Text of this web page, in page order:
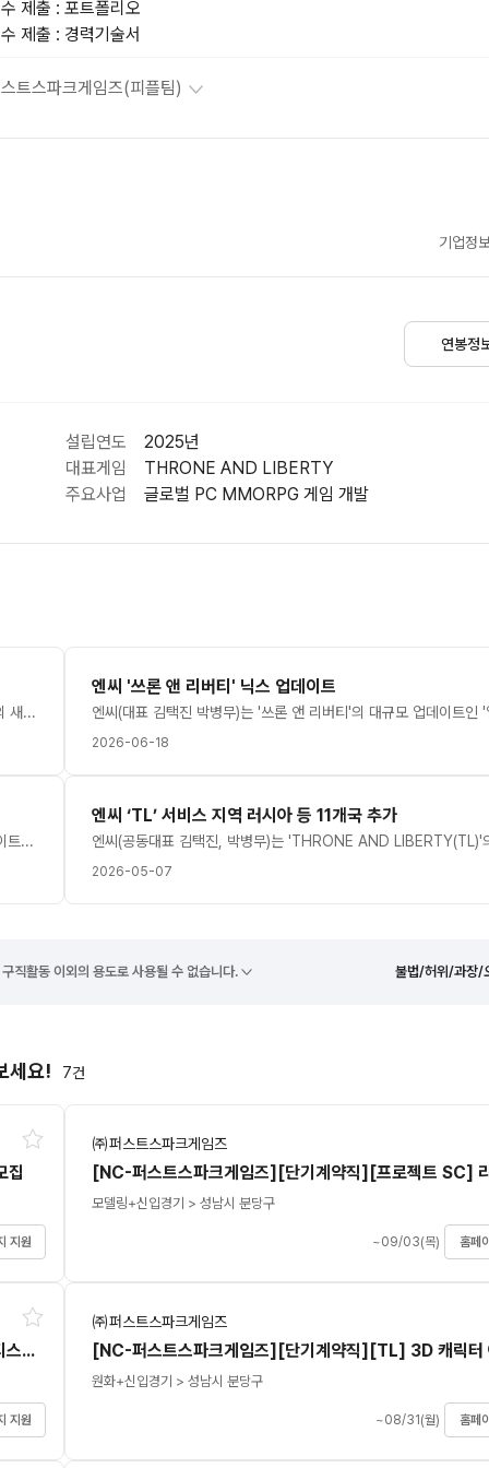
제출 : 포트폴리오
제출 : 경력기술서
트스파크게임즈(피플팀)
기업정
연봉정
설립연도
2025년
대표게임
THRONE AND LIBERTY
주요사업
글로벌 PC MMORPG 게임 개발
엔씨(대표 김택진 박병무)는 '쓰론 앤 리버티'(TL)에 신규 영지 '닉스'의 새로운 아크 보스 '라무스'를 28일 공개했다.'라무스'는 'TL'에서 처음 선보이는 탑승형 아크 보스다. 인간형 '라무스'와 용 '아티라트'가 함께 등장해 전투를 펼치는 것이 특징이다.보스 전투는 2개 페이즈로 진행된다. 1페이즈에서는 '라무스'가 '아티라트'에 탑승한 채 전투를 벌이며 전투 중 아티라트가 공중을 비행하는 패턴도 보인다. 이용자는 거대한 탑승형 무기 '용격창'을 활용해 '아티라트'를 제압할 수 있다. '아티라트'가 쓰러지면 홀로 남은 '라무스'가 분노하며 2페이즈로 전환해 전투를 이어간다.엔씨는 업데이트 기념 이벤트도 실시한다. 이 회사는 내달 13일까지 아크 보스 출현이 2배로 늘어나는 '아크 보스 더블업' 이벤트를 연다. 이벤트 기간에는 화요일, 금요일에도 '라무스'를 포함한 아크 보스가 추가로 출현할 예정이다. 이와 함께 도전 차원진 '철묘의 요람'도 선보인다.[더게임스데일리 한동연 기자 bronzek@tgdaily.co.kr]
엔씨 '쓰론 앤 리버티' 닉스 업데이트
2026-06-18
엔씨가 '쓰론 앤 리버티(TL)'의 설원 지역을 배경으로 한 대규모 업데이트를 통해 올 여름 시장 공략에 나선다.21일 관련업계에 따르면 엔씨(대표 김택진 박병무)는 최근 온라인게임 'TL'의 개발자 인터뷰를 통해 대규모 업데이트 계획을 밝혔다.이 회사는 내달 23일 '얼어붙은 경계 : 닉스'를 선보인다. 이를 통해 ▲영지 '닉스' ▲고속 강하 장치 '하늘쐐기' ▲무기 '권갑' 등을 선보일 계획이다.새 영지 '닉스'는 눈보라가 몰아치는 설백의 땅으로, 저항군과 아키움 군단 모두 끝내 차지하지 못했던 지역이라는 설정이다. 추가 지역 중 가장 거대한 규모가 될 것이라고 개발진은 자신감을 나타냈다.새 지역에서는 얼어붙은 설원의 수직 지형을 새로운 방식으로 탐험할 수 있다. 마법 공학 기반의 고속 강하 장치인 '하늘쐐기', 탑승을 통해 하늘을 빠르게 가로지르는 '미리내' 등 특별한 이동 메커니즘을 도입할 예정이다.이 회사는 또 새 무기 '권갑'을 도입해 더욱 다양한 전투 경험을 제공할 계획이다. 권갑은 생존력 · 공격성 · 기동성 등을 모두 겸비한 호전적 무기로 설계했다. 특히 태세 전환을 통해 탱커와 딜러 포지션을 동시 수행할 수 있다.이번 업데이트를 통해 최대 레벨도 기존 55레벨에서 60으로 확장하고, '협력 던전'을 비롯한 보스 및 메커니즘 등을 추가하며 성장과 도전의 재미를 확대한다. 이와 동시에 장비 및 성장에서의 스트레스를 줄이면서 빌드 커스터마이징의 자유도를 높여나갈 방침이다. 이 회사는 이에 앞서 매주 프리뷰 콘텐츠를 순차 공개하며, 기대감을 끌어올릴 계획이다. 심층 분석을 주제로 보스 · PvP · 무기 등의 정보를 미리 선보일 예정이다.이날 박건수 PD는 닉스 업데이트 이후 이어갈 7 · 8월의 로드맵도 발표했다. 이를 통해 아크 보스 · 전장 모드 '봉인전(가칭)' · 테라 보스 · 스톤가드 공성전 개선 등을 소개했다.박건수 PD는 "이번 업데이트는 역대 최대 규모를 자랑하는 확장팩이라 할 수 있다"면서 "시각적으로, 플레이 스타일 면에서도 완전히 새로운 긴장감을 주는 공간을 선보이고, 이를 통해 한 단계 진화했음을 온전히 체감할 수 있을 것"이라고 말했다.[더게임스데일리 이주환 기자 ejohn@tgdaily.co.kr]
엔씨 ‘TL’ 서비스 지역 러시아 등 11개국 추가
2026-05-07
직활동 이외의 용도로 사용될 수 없습니다. 불법/허위/과장/
세요! 7건
집
지원
㈜퍼스트스파크게임즈
모델링+신입경기 > 성남시 분당구
~09/03(목) 홈페
[NC-퍼스트스파크게임즈][단기계약직][TL] 3D 배경 아티스트 모집
지원
㈜퍼스트스파크게임즈
원화+신입경기 > 성남시 분당구
~08/31(월) 홈페